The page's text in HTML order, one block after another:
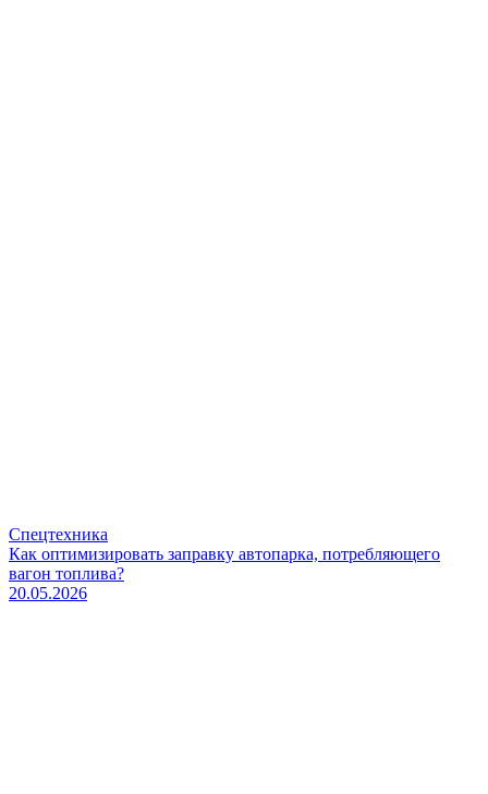
Спецтехника
Как оптимизировать заправку автопарка, потребляющего
вагон топлива?
20.05.2026